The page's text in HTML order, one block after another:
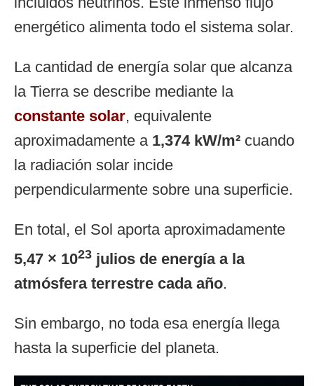
energético alimenta todo el sistema solar.
La cantidad de energía solar que alcanza
la Tierra se describe mediante la
constante solar, equivalente
aproximadamente a 1,374 kW/m² cuando
la radiación solar incide
perpendicularmente sobre una superficie.
En total, el Sol aporta aproximadamente
5,47 × 1023 julios de energía a la
atmósfera terrestre cada año.
Sin embargo, no toda esa energía llega
hasta la superficie del planeta.